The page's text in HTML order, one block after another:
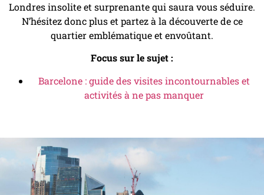
Londres insolite et surprenante qui saura vous séduire.
N’hésitez donc plus et partez à la découverte de ce
quartier emblématique et envoûtant.
Focus sur le sujet :
Barcelone : guide des visites incontournables et
activités à ne pas manquer